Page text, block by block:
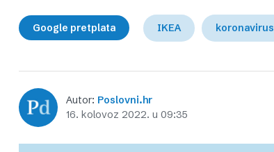
Google pretplata IKEA koronavirus
Autor: Poslovni.hr
16. kolovoz 2022. u 09:35